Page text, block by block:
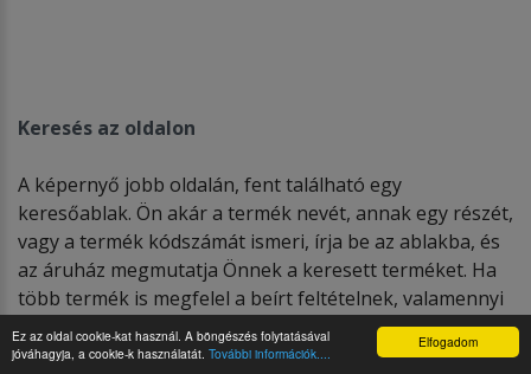
Elfogadom
Ez az oldal cookie-kat használ. A böngészés folytatásával
jóváhagyja, a cookie-k használatát. További információk....
Keresés az oldalon
A képernyő jobb oldalán, fent található egy
keresőablak. Ön akár a termék nevét, annak egy részét,
vagy a termék kódszámát ismeri, írja be az ablakba, és
az áruház megmutatja Önnek a keresett terméket. Ha
több termék is megfelel a beírt feltételnek, valamennyi
megjelenik, egymás alatt. Közülük kiválasztható a
keresett termék. Minél pontosabban adja meg a